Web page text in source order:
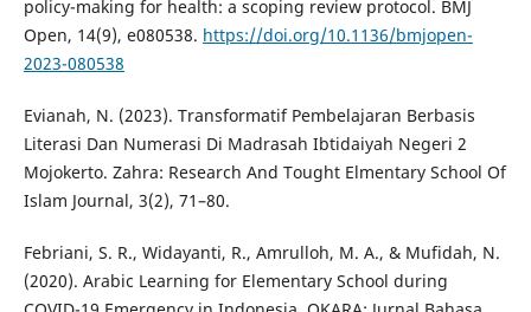
policy-making for health: a scoping review protocol. BMJ
Open, 14(9), e080538. https://doi.org/10.1136/bmjopen-
2023-080538
Evianah, N. (2023). Transformatif Pembelajaran Berbasis
Literasi Dan Numerasi Di Madrasah Ibtidaiyah Negeri 2
Mojokerto. Zahra: Research And Tought Elmentary School Of
Islam Journal, 3(2), 71–80.
Febriani, S. R., Widayanti, R., Amrulloh, M. A., & Mufidah, N.
(2020). Arabic Learning for Elementary School during